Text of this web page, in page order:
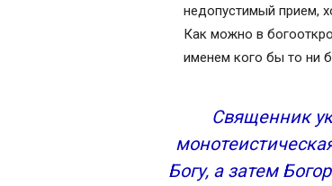
недопустимый прием,
Как можно в
именем кого бы то ни
Священник
Богу, а затем